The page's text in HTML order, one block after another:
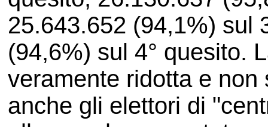
25.643.652 (94,1%) sul
(94,6%) sul 4° quesito.
veramente ridotta e
anche gli elettori di